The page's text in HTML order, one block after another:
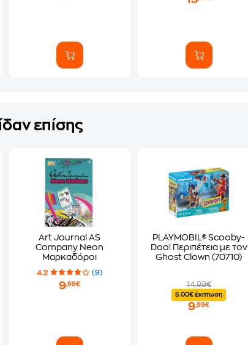
επίσης
Art Journal AS
Company Neon
Μαρκαδόροι
4.2 (9)
9,99€
PLAYMOBIL® Scooby-
Doo! Περιπέτεια με τον
Ghost Clown (70710)
14.99€
5.00€ έκπτωση
9,99€